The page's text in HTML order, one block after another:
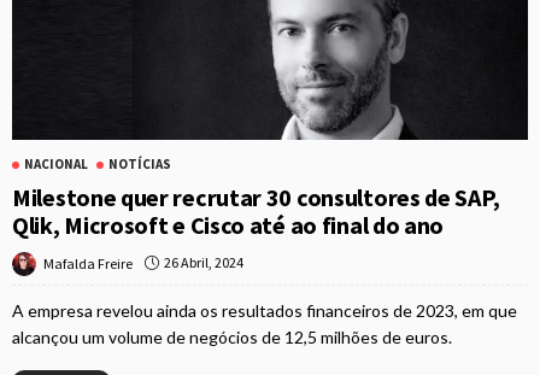
NACIONAL NOTÍCIAS
Milestone quer recrutar 30 consultores de SAP,
Qlik, Microsoft e Cisco até ao final do ano
Mafalda Freire 26 Abril, 2024
A empresa revelou ainda os resultados financeiros de 2023, em que
alcançou um volume de negócios de 12,5 milhões de euros.